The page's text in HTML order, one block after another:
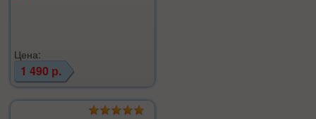
Цена:
1 490 р.